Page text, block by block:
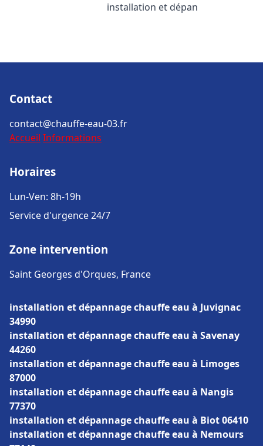
installation et dépan
Contact
contact@chauffe-eau-03.fr
Accueil Informations
Horaires
Lun-Ven: 8h-19h
Service d'urgence 24/7
Zone intervention
Saint Georges d'Orques, France
installation et dépannage chauffe eau à Juvignac
34990
installation et dépannage chauffe eau à Savenay
44260
installation et dépannage chauffe eau à Limoges
87000
installation et dépannage chauffe eau à Nangis
77370
installation et dépannage chauffe eau à Biot 06410
installation et dépannage chauffe eau à Nemours